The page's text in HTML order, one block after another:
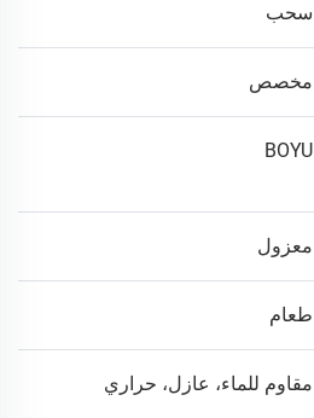
سحب
مخصص
BOYU
معزول
طعام
مقاوم للماء، عازل، حراري